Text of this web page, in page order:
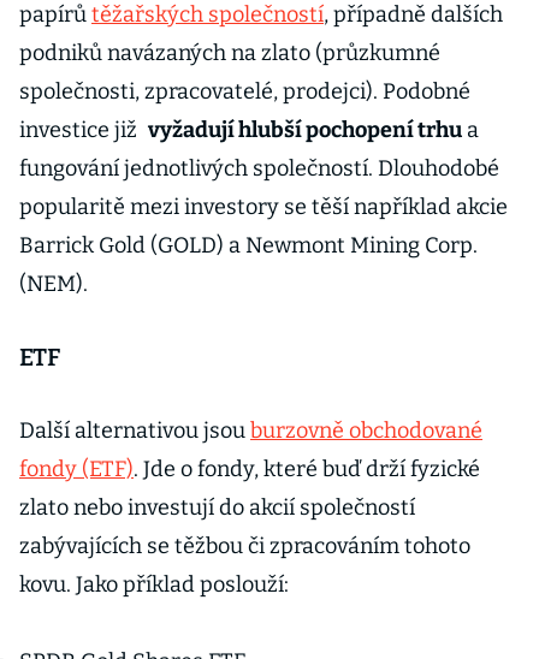
papírůtěžařských společností, případně dalších
podniků navázaných na zlato (průzkumné
společnosti, zpracovatelé, prodejci). Podobné
investice již vyžadují hlubší pochopení trhua
fungování jednotlivých společností. Dlouhodobé
popularitě mezi investory se těší například akcie
Barrick Gold (GOLD) a Newmont Mining Corp.
(NEM).
ETF
Další alternativou jsouburzovně obchodované
fondy (ETF). Jde o fondy, které buď drží fyzické
zlato nebo investují do akcií společností
zabývajících se těžbou či zpracováním tohoto
kovu. Jako příklad poslouží: